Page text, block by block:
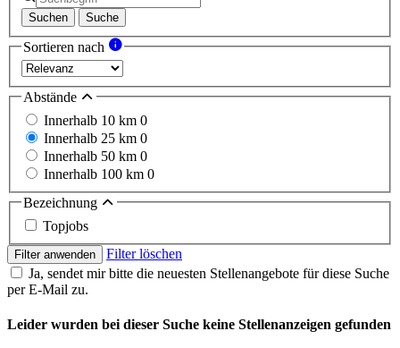
Suchen Suche
Sortieren nach
Abstände
Innerhalb 10 km 0
Innerhalb 25 km 0
Innerhalb 50 km 0
Innerhalb 100 km 0
Bezeichnung
Topjobs
Filter anwenden
Filter löschen
Ja, sendet mir bitte die neuesten Stellenangebote für diese Suche
per E-Mail zu.
Leider wurden bei dieser Suche keine Stellenanzeigen gefunden